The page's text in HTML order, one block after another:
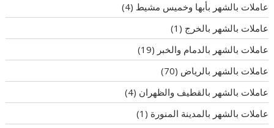
عاملات بالشهر بأبها وخميس مشيط (4)
عاملات بالشهر بالخرج (1)
عاملات بالشهر بالدمام والخبر (19)
عاملات بالشهر بالرياض (70)
عاملات بالشهر بالقطيف والظهران (4)
عاملات بالشهر بالمدينة المنورة (1)